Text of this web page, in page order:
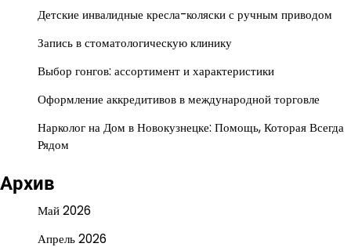
Детские инвалидные кресла-коляски с ручным приводом
Запись в стоматологическую клинику
Выбор гонгов: ассортимент и характеристики
Оформление аккредитивов в международной торговле
Нарколог на Дом в Новокузнецке: Помощь, Которая Всегда
Рядом
Архив
Май 2026
Апрель 2026